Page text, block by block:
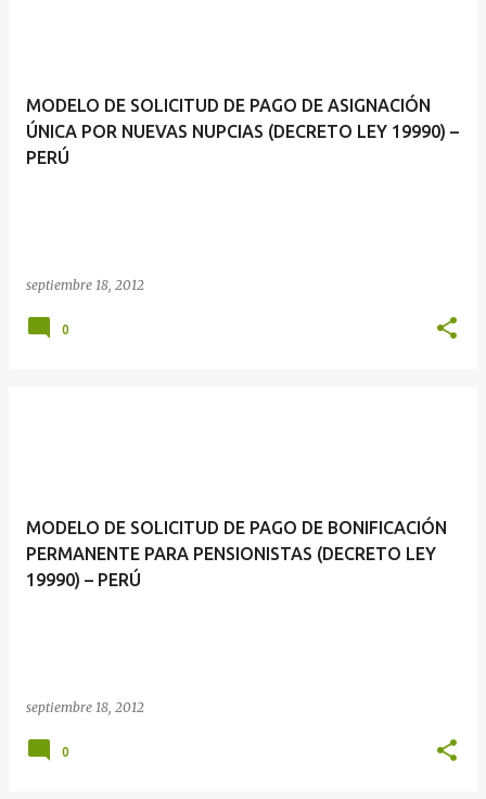
MODELO DE SOLICITUD DE PAGO DE ASIGNACIÓN
ÚNICA POR NUEVAS NUPCIAS (DECRETO LEY 19990) –
PERÚ
septiembre 18, 2012
0
MODELO DE SOLICITUD DE PAGO DE BONIFICACIÓN
PERMANENTE PARA PENSIONISTAS (DECRETO LEY
19990) – PERÚ
septiembre 18, 2012
0